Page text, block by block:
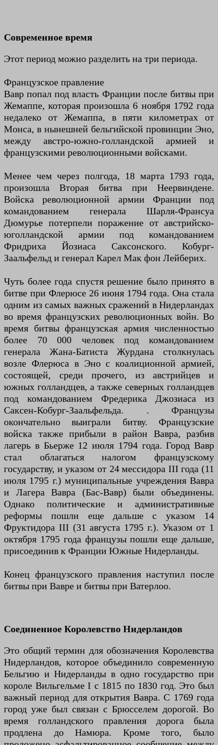
Современное время
Этот период можно разделить на три периода.
Французское правление
Вавр попал под власть Франции после битвы при
Жемаппе, которая произошла 6 ноября 1792 года
недалеко от Жемаппа, в пяти километрах от
Монса, в нынешней бельгийской провинции Эно,
между австро-южно-голландской армией и
французскими революционными войсками.
Менее чем через полгода, 18 марта 1793 года,
произошла Вторая битва при Неервиндене.
Войска революционной армии Франции под
командованием генерала Шарля-Франсуа
Дюмурье потерпели поражение от австрийско-
юголландской армии под командованием
Фридриха Йозиаса Саксонского. Кобург-
Заальфельд и генерал Карел Мак фон Лейберих.
Чуть более года спустя решение было принято в
битве при Флерюсе 26 июня 1794 года. Она стала
одним из самых важных сражений в Нидерландах
во время французских революционных войн. Во
время битвы французская армия численностью
более 70 000 человек под командованием
генерала Жана-Батиста Журдана столкнулась
возле Флерюса в Эно с коалиционной армией,
состоящей, среди прочего, из австрийцев и
южных голландцев, а также северных голландцев
под командованием Фредерика Джозиаса из
Саксен-Кобург-Заальфельда. . Французы
окончательно выиграли битву. Французские
войска также прибыли в район Вавра, разбив
лагерь в Бьерже 12 июля 1794 года. Город Вавр
стал облагаться налогом французскому
государству, и указом от 24 мессидора III года (11
июля 1795 г.) муниципальные учреждения Вавра
и Лагера Вавра (Бас-Вавр) были объединены.
Однако политические и административные
реформы пошли еще дальше с указом 14
Фруктидора III (31 августа 1795 г.). Указом от 1
октября 1795 года французы пошли еще дальше,
присоединив к Франции Южные Нидерланды.
Конец французского правления наступил после
битвы при Вавре и битвы при Ватерлоо.
Соединенное Королевство Нидерландов
Это общий термин для обозначения Королевства
Нидерландов, которое объединило современную
Бельгию и Нидерланды в одно государство при
короле Вильгельме I с 1815 по 1830 год. Это был
важный период для открытия Вавра. С 1769 года
город уже был связан с Брюсселем дорогой. Во
время голландского правления дорога была
продлена до Намюра. Кроме того, было